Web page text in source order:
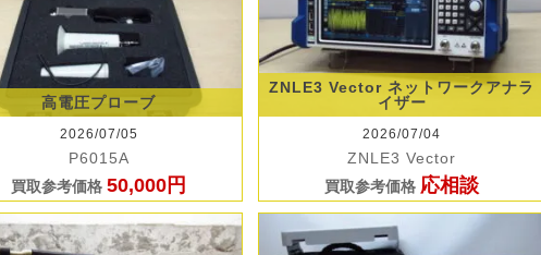
高電圧プローブ
2026/07/05
P6015A
買取参考価格50,000円
ZNLE3 Vector ネットワークアナラ
イザー
2026/07/04
ZNLE3 Vector
買取参考価格 応相談